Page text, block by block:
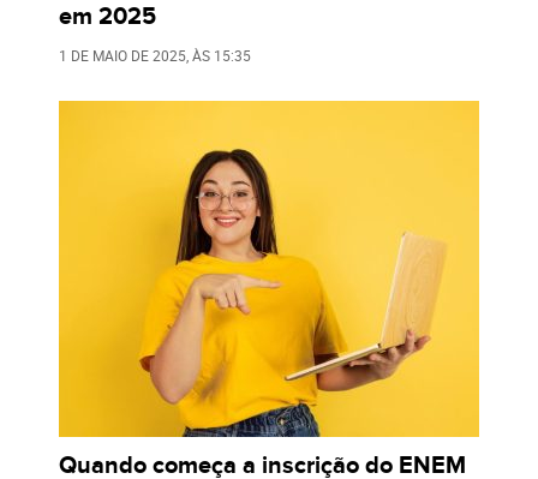
em 2025
1 DE MAIO DE 2025 , ÀS 15:35
Quando começa a inscrição do ENEM